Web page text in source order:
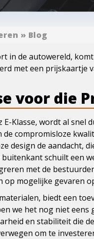
» Blog
in de autowereld, komt
met een prijskaartje
voor die
Klasse, wordt al
compromisloze
design de aandacht,
schuilt een
met de
mogelijke gevaren
biedt een
we het nog niet
en stabiliteit die
om te